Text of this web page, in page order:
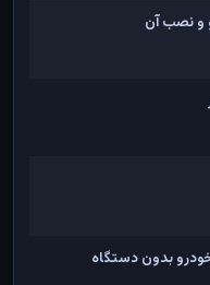
و نصب آن
بدون دستگاه